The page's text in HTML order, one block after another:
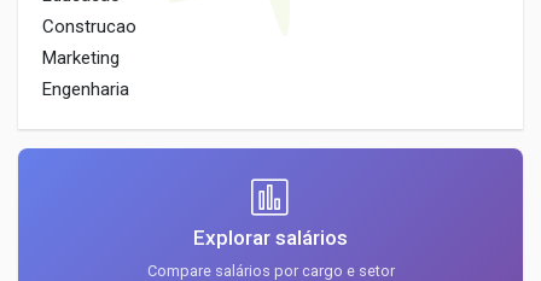
Construcao
Marketing
Engenharia
Explorar salários
Compare salários por cargo e setor